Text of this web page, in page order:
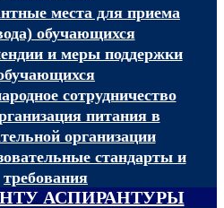
места для приема
обучающихся
и меры поддержки
сотрудничество
питания в
организации
стандарты и
требования
АСПИРАНТУРЫ